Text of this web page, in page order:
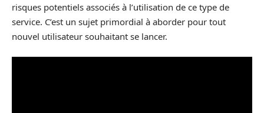
risques potentiels associés à l’utilisation de ce type de
service. C’est un sujet primordial à aborder pour tout
nouvel utilisateur souhaitant se lancer.